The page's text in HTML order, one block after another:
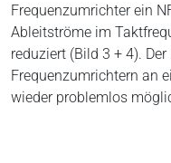
Frequenzumrichter ein
Ableitströme im
reduziert (Bild 3 + 4).
Frequenzumrichtern an
wieder problemlos